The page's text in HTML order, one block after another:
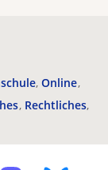
Online
Rechtliches